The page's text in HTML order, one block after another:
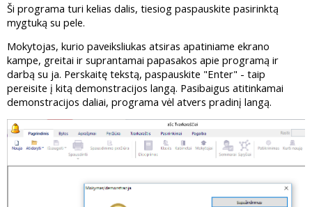
Ši programa turi kelias dalis, tiesiog paspauskite pasirinktą
mygtuką su pele.
Mokytojas, kurio paveiksliukas atsiras apatiniame ekrano
kampe, greitai ir suprantamai papasakos apie programą ir
darbą su ja. Perskaitę tekstą, paspauskite "Enter" - taip
pereisite į kitą demonstracijos langą. Pasibaigus atitinkamai
demonstracijos daliai, programa vėl atvers pradinį langą.